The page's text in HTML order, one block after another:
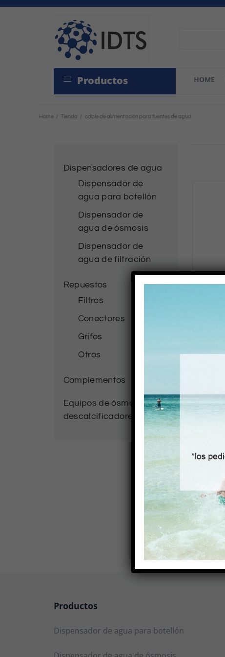
Productos HOME
Home / Tienda / cable de alimentación para fuentes de agua
Dispensadores de agua
Dispensador de
agua para botellón
Dispensador de
agua de ósmosis
Dispensador de
agua de filtración
Repuestos
Filtros
Conectores
Grifos
Otros
Complementos
Equipos de ósmosis y
descalcificadores
Productos
Dispensador de agua para botellón